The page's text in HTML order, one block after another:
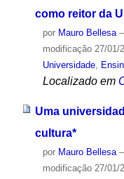
como reitor da
por Mauro Bellesa
modificação27/01/
Universidade,
Localizado em
Uma
cultura*
por Mauro Bellesa
modificação27/01/